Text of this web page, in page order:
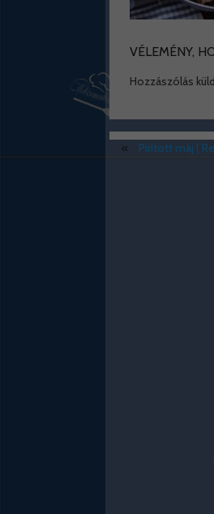
VÉLEMÉNY,
Hozzászólás
« Pirított máj (